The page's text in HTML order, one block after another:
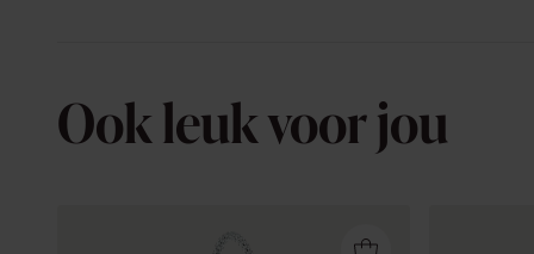
Ook leuk voor jou